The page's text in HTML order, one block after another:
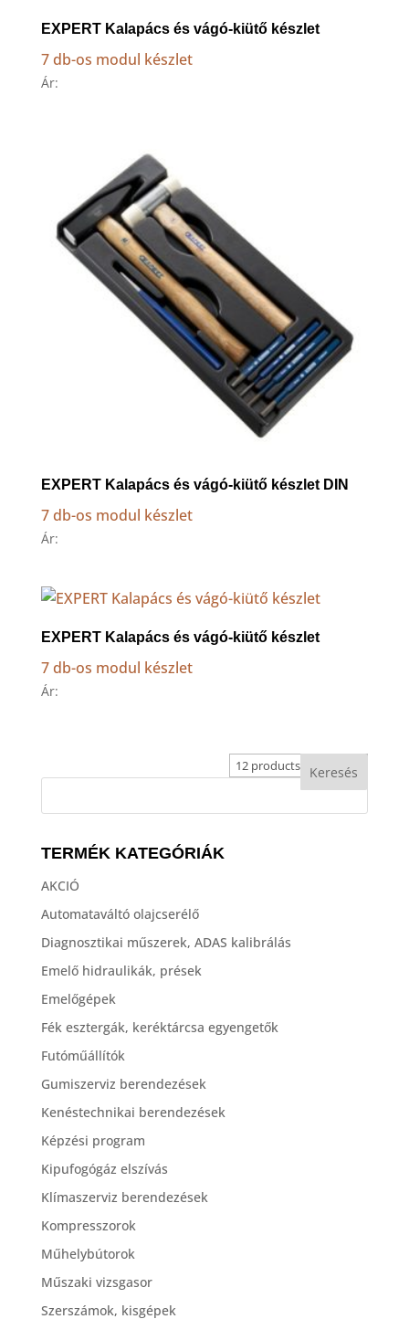
EXPERT Kalapács és vágó-kiütő készlet
7 db-os modul készlet
Ár:
EXPERT Kalapács és vágó-kiütő készlet DIN
7 db-os modul készlet
Ár:
EXPERT Kalapács és vágó-kiütő készlet
7 db-os modul készlet
Ár:
TERMÉK KATEGÓRIÁK
AKCIÓ
Automataváltó olajcserélő
Diagnosztikai műszerek, ADAS kalibrálás
Emelő hidraulikák, prések
Emelőgépek
Fék esztergák, keréktárcsa egyengetők
Futóműállítók
Gumiszerviz berendezések
Kenéstechnikai berendezések
Képzési program
Kipufogógáz elszívás
Klímaszerviz berendezések
Kompresszorok
Műhelybútorok
Műszaki vizsgasor
Szerszámok, kisgépek